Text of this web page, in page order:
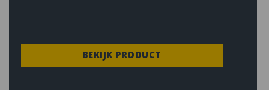
BEKIJK PRODUCT